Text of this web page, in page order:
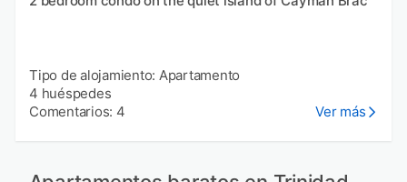
Tipo de alojamiento: Apartamento
4 huéspedes
Comentarios: 4
Ver más